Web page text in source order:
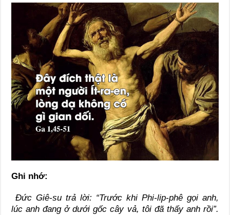
Ghi nhớ:
Đức Giê-su trả lời: “Trước khi Phi-lip-phê gọi anh,
lúc anh đang ở dưới gốc cây vả, tôi đã thấy anh rồi”.